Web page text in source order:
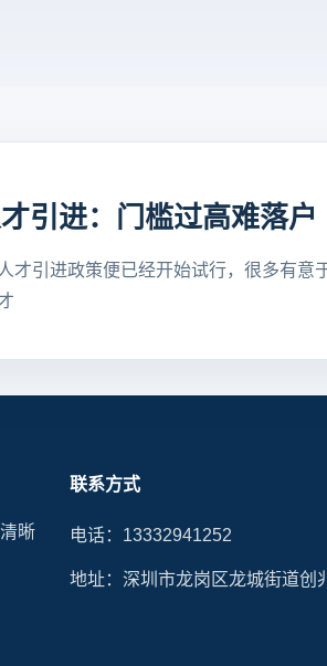
引进：门槛过高难落户
才引进政策便已经开始试行，很多有
晰
联系方式
电话：13332941252
地址：深圳市龙岗区龙城街道创